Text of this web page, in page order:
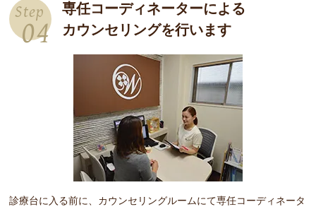
Step
04
専任コーディネーターによる
カウンセリングを行います
診療台に入る前に、カウンセリングルームにて専任コーディネータ